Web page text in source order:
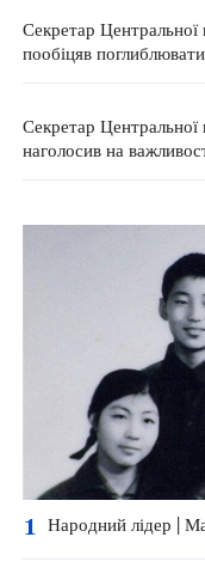
Секретар Центральної
пообіцяв
Секретар Центральної
наголосив на
1 Народний лідер |